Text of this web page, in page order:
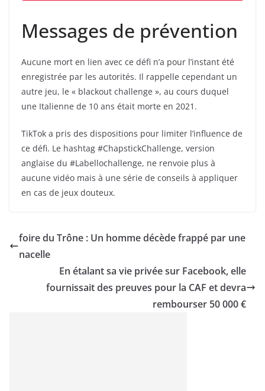
Messages de prévention
Aucune mort en lien avec ce défi n’a pour l’instant été
enregistrée par les autorités. Il rappelle cependant un
autre jeu, le « blackout challenge », au cours duquel
une Italienne de 10 ans était morte en 2021.
TikTok a pris des dispositions pour limiter l’influence de
ce défi. Le hashtag #ChapstickChallenge, version
anglaise du #Labellochallenge, ne renvoie plus à
aucune vidéo mais à une série de conseils à appliquer
en cas de jeux douteux.
foire du Trône : Un homme décède frappé par une
nacelle
En étalant sa vie privée sur Facebook, elle
fournissait des preuves pour la CAF et devra
rembourser 50 000 €